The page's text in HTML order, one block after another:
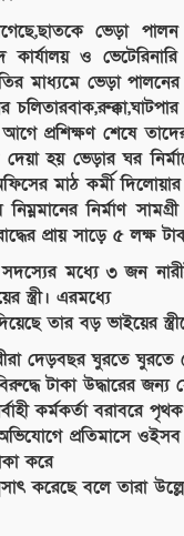
ভেড়া পালন
কার্যালয় ও
মাধ্যমে ভেড়া পালনের
প্রশিক্ষণ শেষে
দেয়া হয় ভেড়ার ঘর
মাঠ কর্মী
নির্মাণ
প্রায় সাড়ে ৫ লক্ষ
মধ্যে ৩ জন
স্ত্রী। এরমধ্যে
তার বড় ভাইয়ের
দেড়বছর ঘুরতে
টাকা উদ্ধারের জন্য
কর্মকর্তা বরাবরে পৃথক
প্রতিমাসে
করে
করেছে বলে তারা